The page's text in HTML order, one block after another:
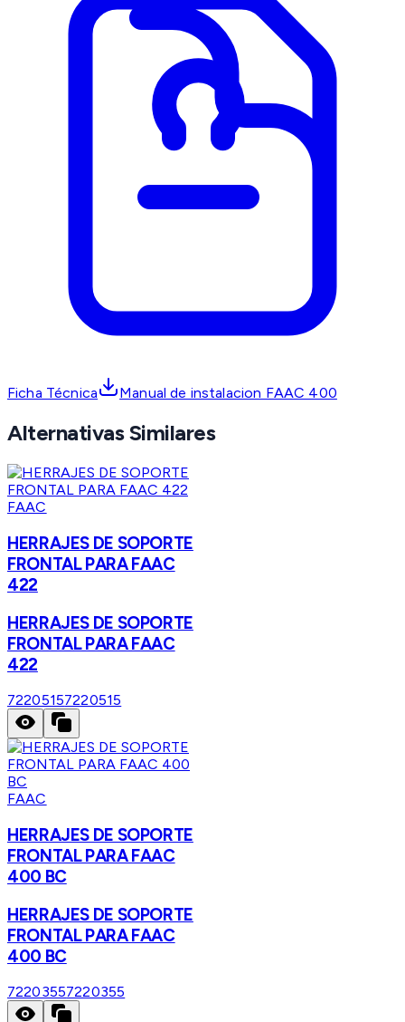
Ficha Técnica Manual de instalacion FAAC 400
Alternativas Similares
FAAC
HERRAJES DE SOPORTE
FRONTAL PARA FAAC
422
HERRAJES DE SOPORTE
FRONTAL PARA FAAC
422
72205157220515
FAAC
HERRAJES DE SOPORTE
FRONTAL PARA FAAC
400 BC
HERRAJES DE SOPORTE
FRONTAL PARA FAAC
400 BC
72203557220355